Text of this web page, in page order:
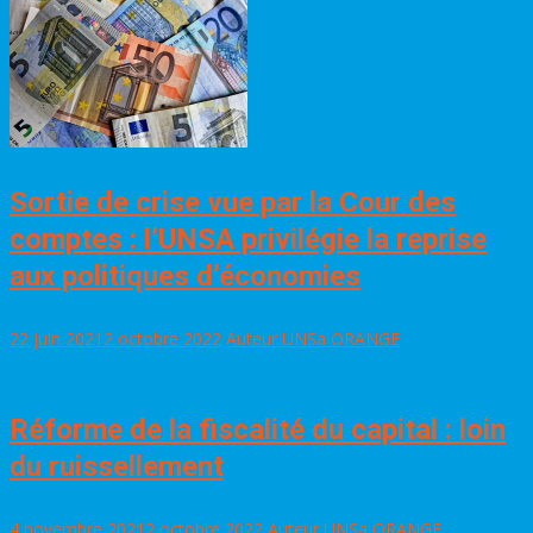
Sortie de crise vue par la Cour des
comptes : l’UNSA privilégie la reprise
aux politiques d’économies
22 juin 2021 2 octobre 2022 Auteur UNSa ORANGE
Réforme de la fiscalité du capital : loin
du ruissellement